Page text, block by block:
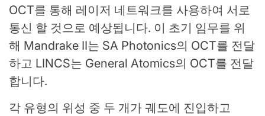
OCT를 통해 레이저 네트워크를 사용하여 서로
통신 할 것으로 예상됩니다. 이 초기 임무를 위
해 Mandrake II는 SA Photonics의 OCT를 전달
하고 LINCS는 General Atomics의 OCT를 전달
합니다.
각 유형의 위성 중 두 개가 궤도에 진입하고